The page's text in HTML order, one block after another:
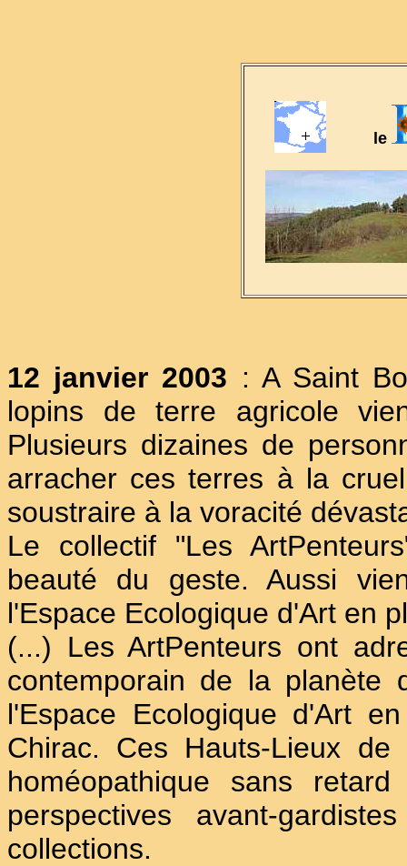
le
12 janvier 2003 : A Saint
lopins de terre agricole
Plusieurs dizaines de
arracher ces terres à la
soustraire à la voracité
Le collectif "Les
beauté du geste. Aussi
l'Espace Ecologique d'Art en
(...) Les ArtPenteurs ont
contemporain de la planète
l'Espace Ecologique d'Art
Chirac. Ces Hauts-Lieux
homéopathique sans
perspectives avant-
collections.